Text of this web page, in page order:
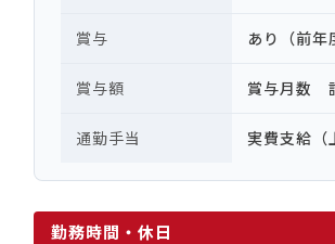
賞与 あり（前
賞与額 賞与月数
通勤手当 実費支給
勤務時間・休日